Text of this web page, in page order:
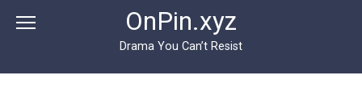
OnPin.xyz
Drama You Can’t Resist